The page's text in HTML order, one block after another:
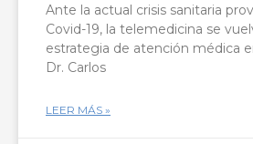
Ante la actual crisis sanitaria
Covid-19, la telemedicina se
estrategia de atención médica
Dr. Carlos
LEER MÁS »